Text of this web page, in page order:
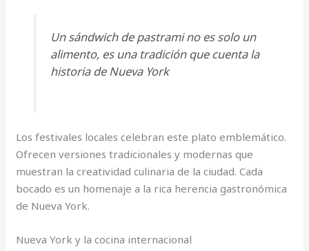
Un sándwich de pastrami no es solo un
alimento, es una tradición que cuenta la
historia de Nueva York
Los festivales locales celebran este plato emblemático.
Ofrecen versiones tradicionales y modernas que
muestran la creatividad culinaria de la ciudad. Cada
bocado es un homenaje a la rica herencia gastronómica
de Nueva York.
Nueva York y la cocina internacional